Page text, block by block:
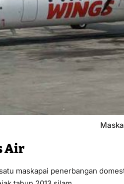
Air
maskapai penerbangan